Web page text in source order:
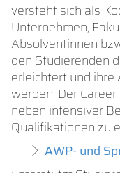
versteht sich als
Unternehmen,
Absolventinnen
den Studierenden
erleichtert und
werden. Der
neben intensiver
Qualifikationen zu
AWP- und